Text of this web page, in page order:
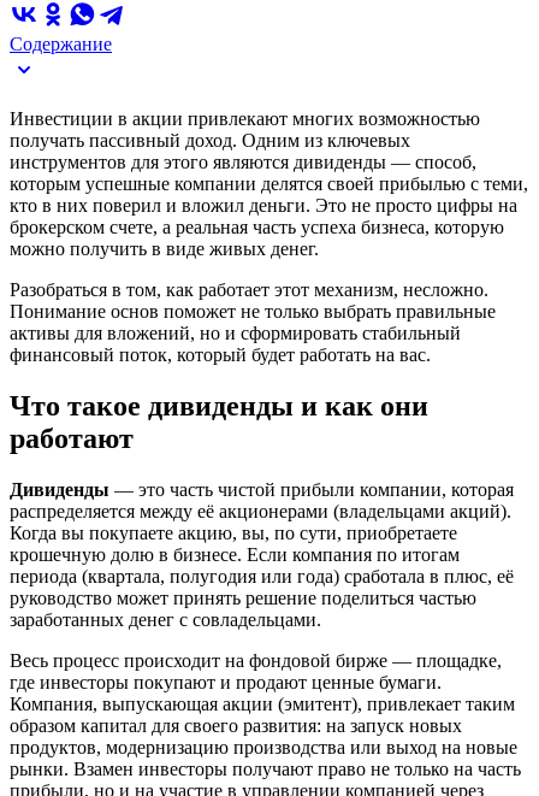
Содержание
Инвестиции в акции привлекают многих возможностью
получать пассивный доход. Одним из ключевых
инструментов для этого являются дивиденды — способ,
которым успешные компании делятся своей прибылью с теми,
кто в них поверил и вложил деньги. Это не просто цифры на
брокерском счете, а реальная часть успеха бизнеса, которую
можно получить в виде живых денег.
Разобраться в том, как работает этот механизм, несложно.
Понимание основ поможет не только выбрать правильные
активы для вложений, но и сформировать стабильный
финансовый поток, который будет работать на вас.
Что такое дивиденды и как они
работают
Дивиденды — это часть чистой прибыли компании, которая
распределяется между её акционерами (владельцами акций).
Когда вы покупаете акцию, вы, по сути, приобретаете
крошечную долю в бизнесе. Если компания по итогам
периода (квартала, полугодия или года) сработала в плюс, её
руководство может принять решение поделиться частью
заработанных денег с совладельцами.
Весь процесс происходит на фондовой бирже — площадке,
где инвесторы покупают и продают ценные бумаги.
Компания, выпускающая акции (эмитент), привлекает таким
образом капитал для своего развития: на запуск новых
продуктов, модернизацию производства или выход на новые
рынки. Взамен инвесторы получают право не только на часть
прибыли, но и на участие в управлении компанией через